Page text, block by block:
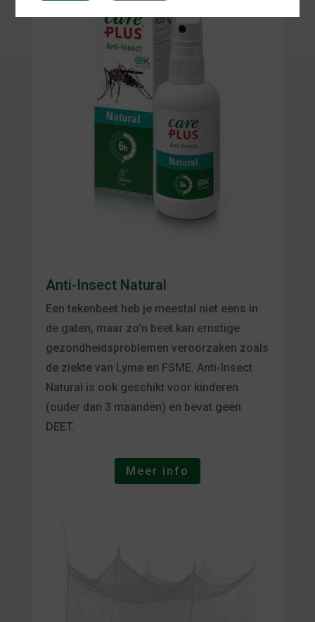
Anti-Insect Natural
Een tekenbeet heb je meestal niet eens in
de gaten, maar zo’n beet kan ernstige
gezondheidsproblemen veroorzaken zoals
de ziekte van Lyme en FSME. Anti-Insect
Natural is ook geschikt voor kinderen
(ouder dan 3 maanden) en bevat geen
DEET.
Meer info